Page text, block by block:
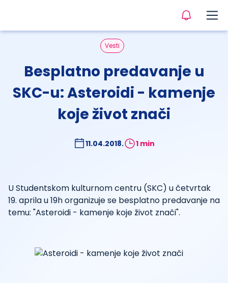
Vesti
Besplatno predavanje u
SKC-u: Asteroidi - kamenje
koje život znači
11.04.2018. 1 min
U Studentskom kulturnom centru (SKC) u četvrtak
19. aprila u 19h organizuje se besplatno predavanje na
temu: "Asteroidi - kamenje koje život znači".